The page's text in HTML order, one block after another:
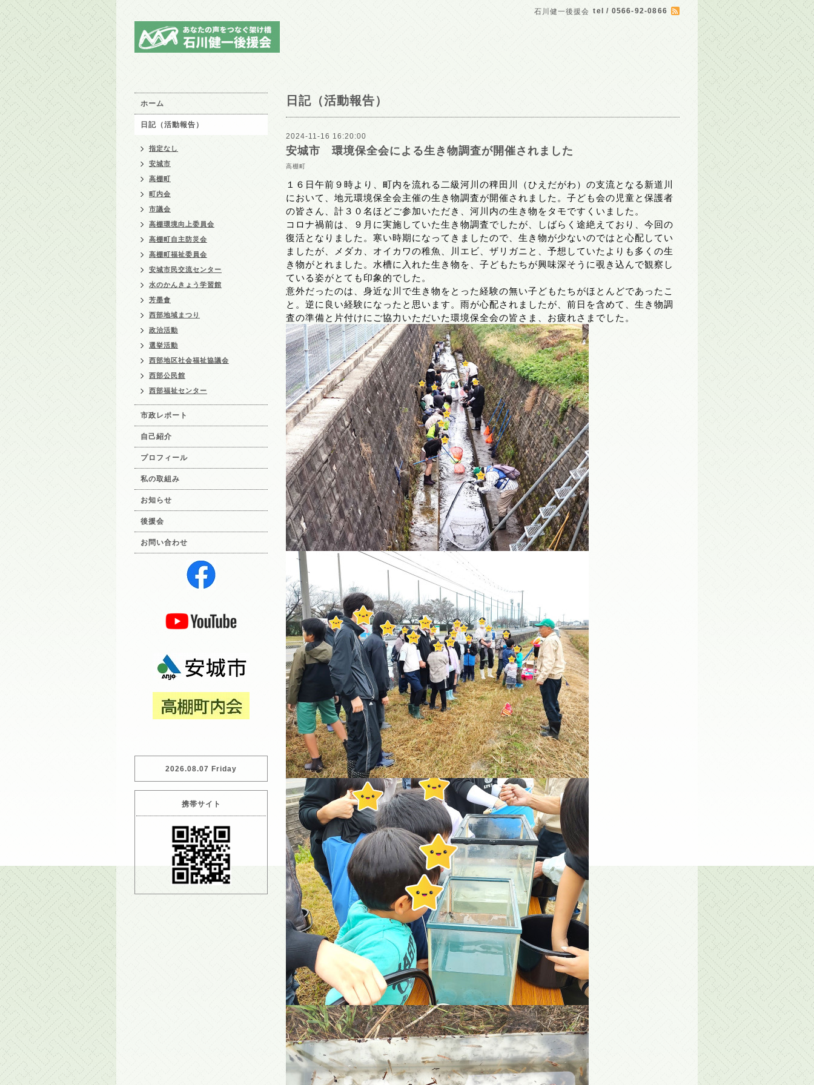
石川健一後援会 tel / 0566-92-0866
日記（活動報告）
2024-11-16 16:20:00
安城市 環境保全会による生き物調査が開催されました
高棚町
１６日午前９時より、町内を流れる二級河川の稗田川（ひえだがわ）の支流となる新道川
において、地元環境保全会主催の生き物調査が開催されました。子ども会の児童と保護者
の皆さん、計３０名ほどご参加いただき、河川内の生き物をタモですくいました。
コロナ禍前は、９月に実施していた生き物調査でしたが、しばらく途絶えており、今回の
復活となりました。寒い時期になってきましたので、生き物が少ないのではと心配してい
ましたが、メダカ、オイカワの稚魚、川エビ、ザリガニと、予想していたよりも多くの生
き物がとれました。水槽に入れた生き物を、子どもたちが興味深そうに覗き込んで観察し
ている姿がとても印象的でした。
意外だったのは、身近な川で生き物をとった経験の無い子どもたちがほとんどであったこ
と。逆に良い経験になったと思います。雨が心配されましたが、前日を含めて、生き物調
査の準備と片付けにご協力いただいた環境保全会の皆さま、お疲れさまでした。
ホーム
日記（活動報告）
指定なし
安城市
高棚町
町内会
市議会
高棚環境向上委員会
高棚町自主防災会
高棚町福祉委員会
安城市民交流センター
水のかんきょう学習館
芳墨會
西部地域まつり
政治活動
選挙活動
西部地区社会福祉協議会
西部公民館
西部福祉センター
市政レポート
自己紹介
プロフィール
私の取組み
お知らせ
後援会
お問い合わせ
2026.08.07 Friday
携帯サイト